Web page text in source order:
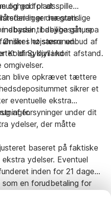
og god plads.
for at spille
ligger næsten lige
til dejlige gåture
et større udbud af
Kolding kun i kort afstand.
er der gratis
babybassin, spa
i højsæsonen.
af Sydjylland i
blive opkrævet tættere
sikrer et
eventuelle ekstra
af forsyninger under dit
ydelser, der måtte
baseret på faktiske
ydelser. Eventuel
inden for 21 dage
en forudbetaling for
oplevelse både